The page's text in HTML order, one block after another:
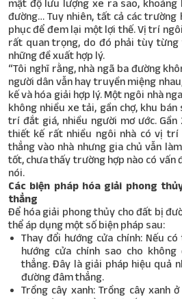
mật độ lưu lượng xe ra sao, khoảng
đường… Tuy nhiên, tất cả các trường
phục để đem lại một lợi thế. Vị trí
rất quan trọng, do đó phải tùy từng
những đề xuất hợp lý.
“Tôi nghĩ rằng, nhà ngã ba đường
người dân vẫn hay truyền miệng
kế và hóa giải hợp lý. Một ngôi nhà
không nhiều xe tải, gần chợ, khu
trí đắt giá, nhiều người mơ ước. Gần
thiết kế rất nhiều ngôi nhà có vị trí
thẳng vào nhà nhưng gia chủ vẫn
tốt, chưa thấy trường hợp nào có vấn
nói.
Các biện pháp hóa giải phong
thẳng
Để hóa giải phong thủy cho đất bị
thể áp dụng một số biện pháp sau:
Thay đổi hướng cửa chính: Nếu
hướng cửa chính sao cho
thẳng. Đây là giải pháp hiệu quả
đường đâm thẳng.
Trồng cây xanh: Trồng cây xanh